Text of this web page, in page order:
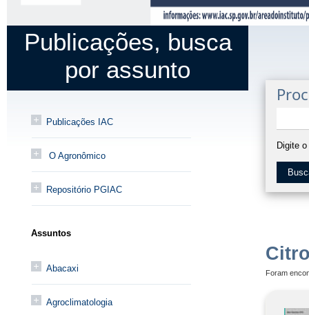
Publicações, busca
por assunto
Publicações IAC
O Agronômico
Repositório PGIAC
Assuntos
Abacaxi
Agroclimatologia
Digite
Foram